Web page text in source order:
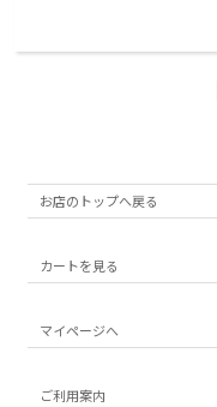
お店のトップへ戻る
カートを見る
マイページへ
ご利用案内